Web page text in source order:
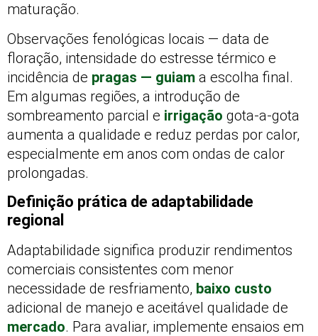
maturação.
Observações fenológicas locais — data de
floração, intensidade do estresse térmico e
incidência de pragas — guiam a escolha final.
Em algumas regiões, a introdução de
sombreamento parcial e irrigação gota-a-gota
aumenta a qualidade e reduz perdas por calor,
especialmente em anos com ondas de calor
prolongadas.
Definição prática de adaptabilidade
regional
Adaptabilidade significa produzir rendimentos
comerciais consistentes com menor
necessidade de resfriamento, baixo custo
adicional de manejo e aceitável qualidade de
mercado. Para avaliar, implemente ensaios em